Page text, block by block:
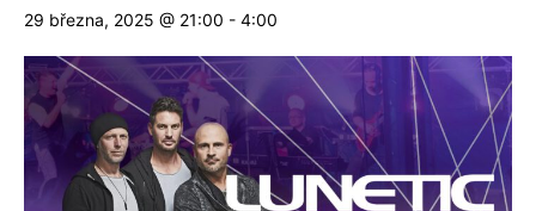
29 března, 2025 @ 21:00 - 4:00